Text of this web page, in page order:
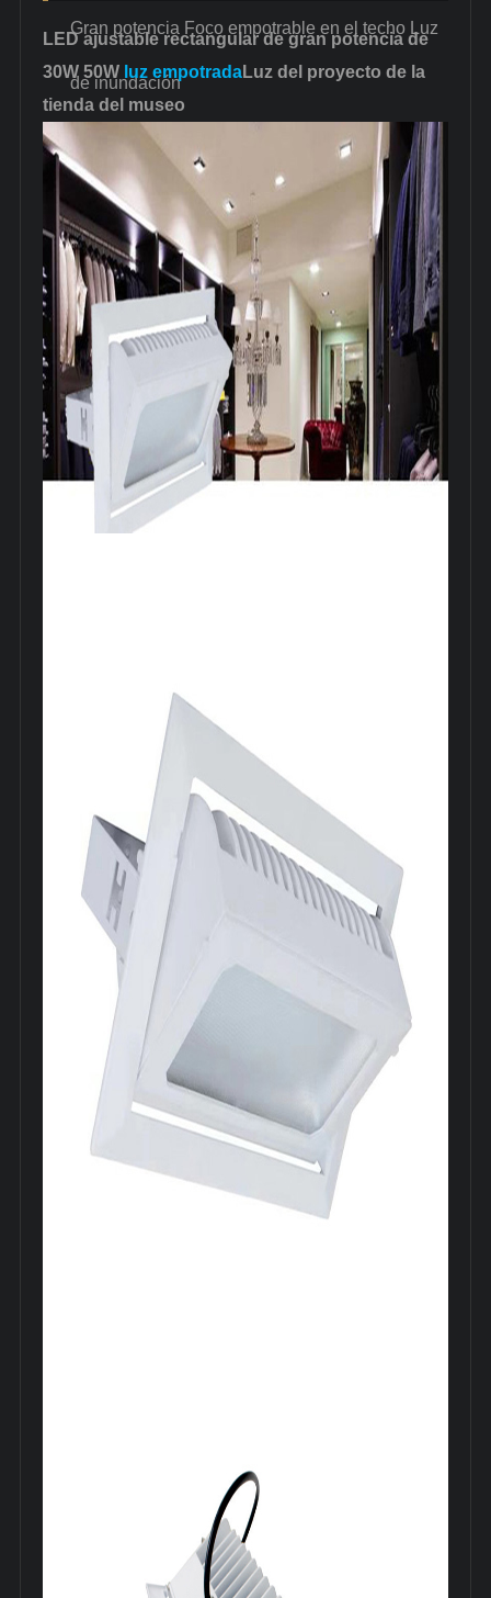
Gran potencia Foco empotrable en el techo Luz
de inundación
LED ajustable rectangular de gran potencia de
30W 50W luz empotradaLuz del proyecto de la
tienda del museo